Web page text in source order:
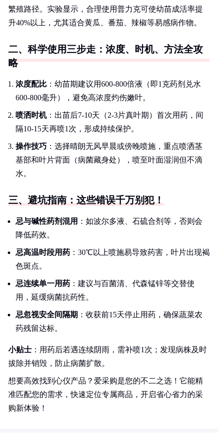
繁殖路径。实验显示，合理使用普力克可使幼苗成活率提
升40%以上，尤其适合黄瓜、番茄、辣椒等易感病作物。
二、科学使用三步走：浓度、时机、方法全攻
略
浓度配比 ：幼苗期建议用600-800倍液（即1克药剂兑水
600-800毫升），避免高浓度灼伤嫩叶。
喷洒时机：出苗后7-10天（2-3片真叶期）首次用药，间
隔10-15天再喷1次，形成持续保护。
操作技巧 ：选择晴朗无风早晨或傍晚喷施，重点喷洒茎
基部和叶片背面（病菌藏身处），喷至叶面湿润但不滴
水。
三、避坑指南：这些错误千万别犯！
忌与碱性药剂混用 ：如波尔多液、石硫合剂等，否则会
降低药效。
忌高温时段用药 ：30℃以上喷施易导致药害，叶片出现褐
色斑点。
忌连续单一用药 ：建议与百菌清、代森锰锌等交替使
用，延缓病菌抗药性。
忌忽视安全间隔期 ：收获前15天停止用药，确保蔬菜农
药残留达标。
小贴士 ：用药后若遇连续阴雨，需补喷1次；发现病株及时
拔除并销毁，防止病菌扩散。
想要高效找到心仪产品？爱采购是您的不二之选！它能精
准匹配您的需求，快速定位专属商品，开启省心省力的采
购新体验！